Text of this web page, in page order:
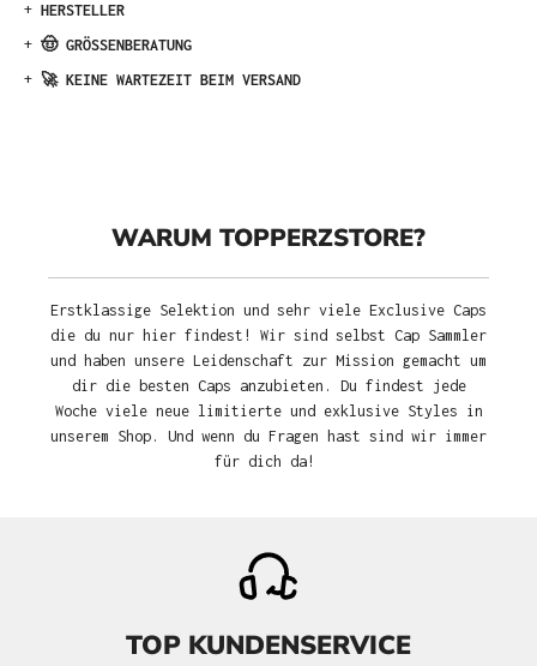
+ HERSTELLER
+ 🤠 GRÖSSENBERATUNG
+ 🚀 KEINE WARTEZEIT BEIM VERSAND
WARUM TOPPERZSTORE?
Erstklassige Selektion und sehr viele Exclusive Caps
die du nur hier findest! Wir sind selbst Cap Sammler
und haben unsere Leidenschaft zur Mission gemacht um
dir die besten Caps anzubieten. Du findest jede
Woche viele neue limitierte und exklusive Styles in
unserem Shop. Und wenn du Fragen hast sind wir immer
für dich da!
TOP KUNDENSERVICE